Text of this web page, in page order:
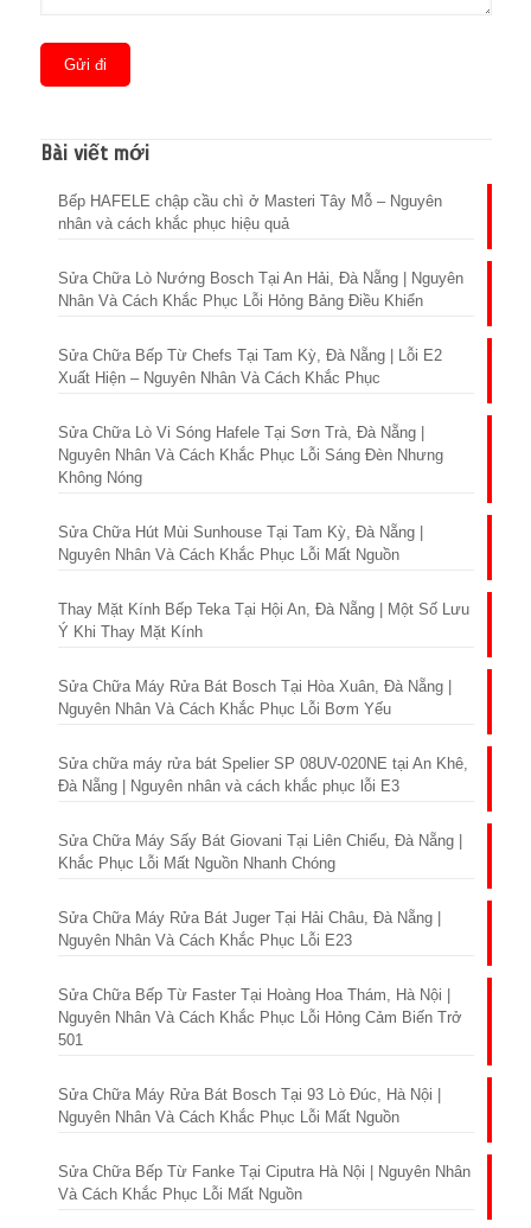
Bài viết mới
Bếp HAFELE chập cầu chì ở Masteri Tây Mỗ – Nguyên
nhân và cách khắc phục hiệu quả
Sửa Chữa Lò Nướng Bosch Tại An Hải, Đà Nẵng | Nguyên
Nhân Và Cách Khắc Phục Lỗi Hỏng Bảng Điều Khiển
Sửa Chữa Bếp Từ Chefs Tại Tam Kỳ, Đà Nẵng | Lỗi E2
Xuất Hiện – Nguyên Nhân Và Cách Khắc Phục
Sửa Chữa Lò Vi Sóng Hafele Tại Sơn Trà, Đà Nẵng |
Nguyên Nhân Và Cách Khắc Phục Lỗi Sáng Đèn Nhưng
Không Nóng
Sửa Chữa Hút Mùi Sunhouse Tại Tam Kỳ, Đà Nẵng |
Nguyên Nhân Và Cách Khắc Phục Lỗi Mất Nguồn
Thay Mặt Kính Bếp Teka Tại Hội An, Đà Nẵng | Một Số Lưu
Ý Khi Thay Mặt Kính
Sửa Chữa Máy Rửa Bát Bosch Tại Hòa Xuân, Đà Nẵng |
Nguyên Nhân Và Cách Khắc Phục Lỗi Bơm Yếu
Sửa chữa máy rửa bát Spelier SP 08UV-020NE tại An Khê,
Đà Nẵng | Nguyên nhân và cách khắc phục lỗi E3
Sửa Chữa Máy Sấy Bát Giovani Tại Liên Chiểu, Đà Nẵng |
Khắc Phục Lỗi Mất Nguồn Nhanh Chóng
Sửa Chữa Máy Rửa Bát Juger Tại Hải Châu, Đà Nẵng |
Nguyên Nhân Và Cách Khắc Phục Lỗi E23
Sửa Chữa Bếp Từ Faster Tại Hoàng Hoa Thám, Hà Nội |
Nguyên Nhân Và Cách Khắc Phục Lỗi Hỏng Cảm Biến Trở
501
Sửa Chữa Máy Rửa Bát Bosch Tại 93 Lò Đúc, Hà Nội |
Nguyên Nhân Và Cách Khắc Phục Lỗi Mất Nguồn
Sửa Chữa Bếp Từ Fanke Tại Ciputra Hà Nội | Nguyên Nhân
Và Cách Khắc Phục Lỗi Mất Nguồn